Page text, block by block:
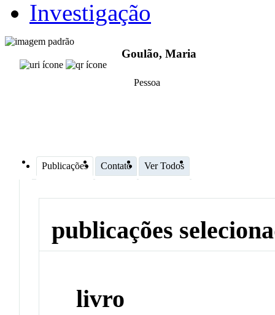
Investigação
Goulão, Maria
Pessoa
Publicações Contato Ver Todos
publicações
livro